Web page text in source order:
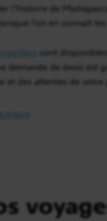
l’histoire de
l’on en connaît les
sont
demande de devis
et des attentes de votre